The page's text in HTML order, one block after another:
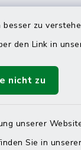
zu
den Link in
nicht zu
unserer
Sie in
per
Uhr
Uhr